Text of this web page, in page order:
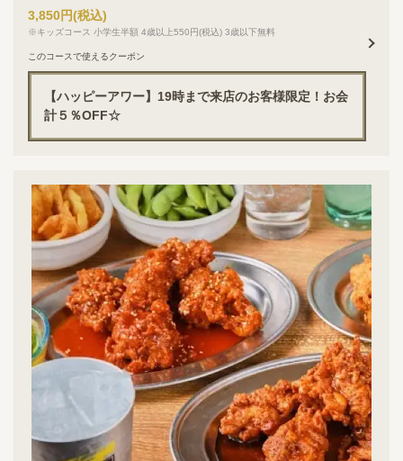
3,850円(税込)
※キッズコース 小学生半額 4歳以上550円(税込) 3歳以下無料
このコースで使えるクーポン
【ハッピーアワー】19時まで来店のお客様限定！お会
計５％OFF☆